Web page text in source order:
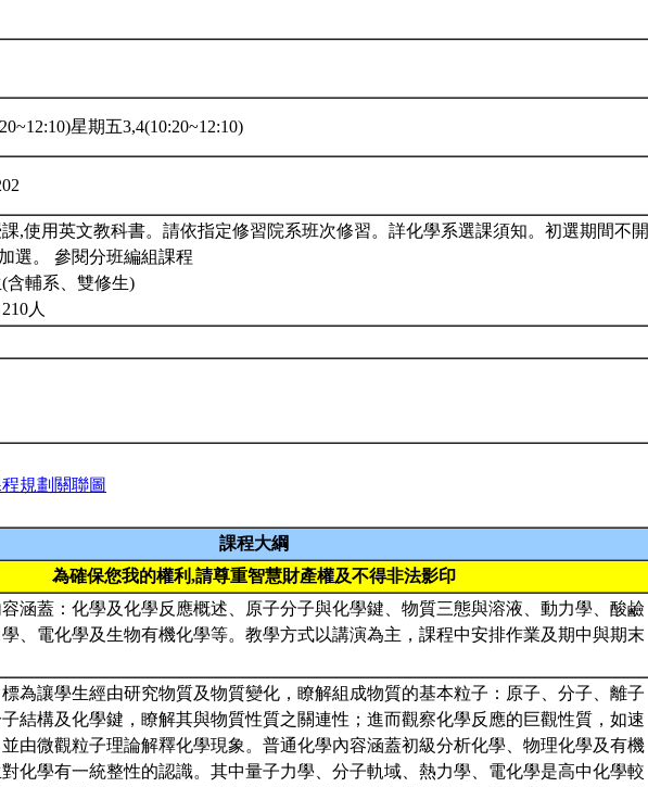
星期五3,4(10:20~12:10)
,使用英文教科書。請依指定修習院系班次修習。詳化學系選課須知。初選期間不開
選。 參閱分班編組課程
含輔系、雙修生)
人
規劃關聯圖
課程大綱
為確保您我的權利,請尊重智慧財產權及不得非法影印
涵蓋：化學及化學反應概述、原子分子與化學鍵、物質三態與溶液、動力學、酸鹼
、電化學及生物有機化學等。教學方式以講演為主，課程中安排作業及期中與期末
為讓學生經由研究物質及物質變化，瞭解組成物質的基本粒子：原子、分子、離子
結構及化學鍵，瞭解其與物質性質之關連性；進而觀察化學反應的巨觀性質，如速
由微觀粒子理論解釋化學現象。普通化學內容涵蓋初級分析化學、物理化學及有機
化學有一統整性的認識。其中量子力學、分子軌域、熱力學、電化學是高中化學較